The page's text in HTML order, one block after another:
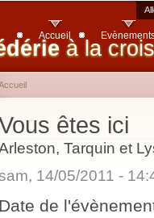
à la
Accueil
êtes ici
Tarquin et
14/05/2011 -
Date de